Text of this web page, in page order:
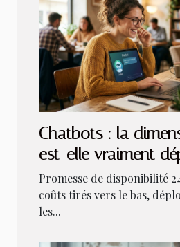
Chatbots : la
est-elle vraiment
Promesse de disponibilité
coûts tirés vers le bas,
les...